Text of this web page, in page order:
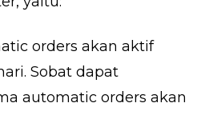
orders akan aktif
Sobat dapat
automatic orders akan